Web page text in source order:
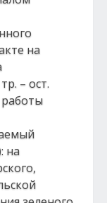
на
– ост.
на